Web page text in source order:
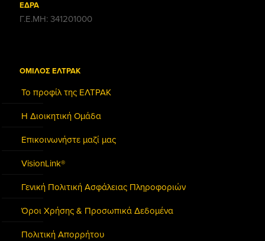
ΕΔΡΑ
Γ.Ε.ΜΗ: 341201000
ΟΜΙΛΟΣ ΕΛΤΡΑΚ
Το προφίλ της ΕΛΤΡΑΚ
Η Διοικητική Ομάδα
Επικοινωνήστε μαζί μας
VisionLink®
Γενική Πολιτική Ασφάλειας Πληροφοριών
Όροι Χρήσης & Προσωπικά Δεδομένα
Πολιτική Απορρήτου